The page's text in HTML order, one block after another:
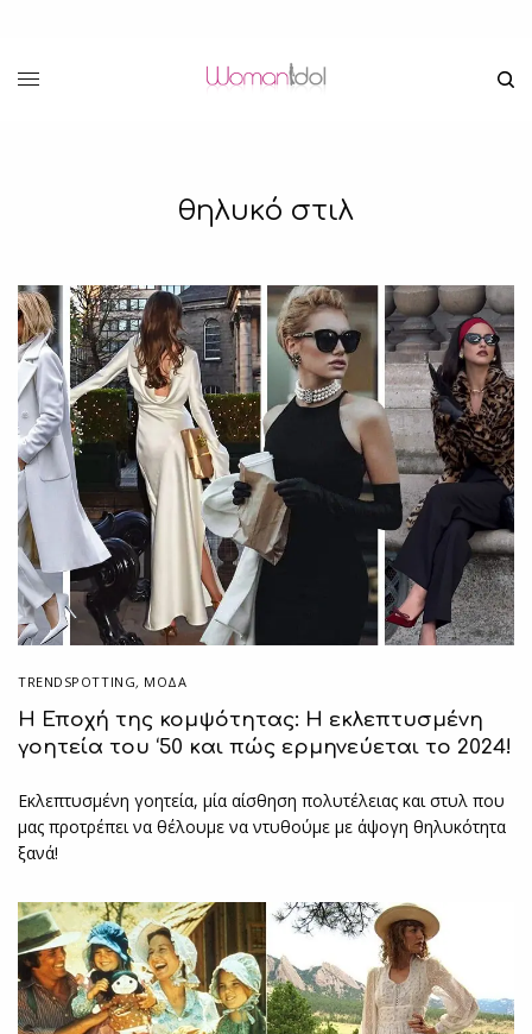
θηλυκό στιλ
TRENDSPOTTING, ΜΟΔΑ
Η Εποχή της κομψότητας: Η εκλεπτυσμένη
γοητεία του ‘50 και πώς ερμηνεύεται το 2024!
Εκλεπτυσμένη γοητεία, μία αίσθηση πολυτέλειας και στυλ που
μας προτρέπει να θέλουμε να ντυθούμε με άψογη θηλυκότητα
ξανά!